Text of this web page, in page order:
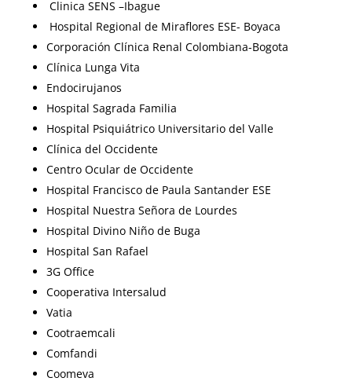
Clinica SENS –Ibague
Hospital Regional de Miraflores ESE- Boyaca
Corporación Clínica Renal Colombiana-Bogota
Clínica Lunga Vita
Endocirujanos
Hospital Sagrada Familia
Hospital Psiquiátrico Universitario del Valle
Clínica del Occidente
Centro Ocular de Occidente
Hospital Francisco de Paula Santander ESE
Hospital Nuestra Señora de Lourdes
Hospital Divino Niño de Buga
Hospital San Rafael
3G Office
Cooperativa Intersalud
Vatia
Cootraemcali
Comfandi
Coomeva